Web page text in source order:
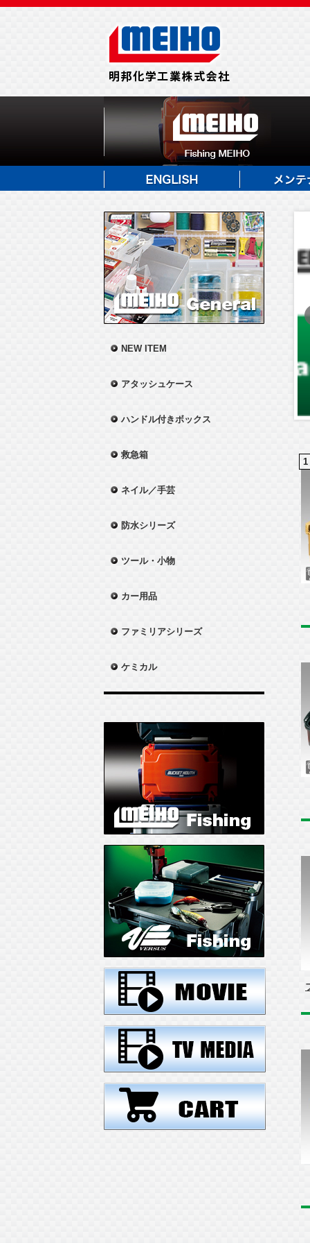
NEW ITEM
アタッシュケース
ハンドル付きボックス
救急箱
ネイル／手芸
防水シリーズ
ツール・小物
カー用品
ファミリアシリーズ
ケミカル
1